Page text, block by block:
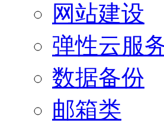
网站建设
弹性云服
数据备份
邮箱类